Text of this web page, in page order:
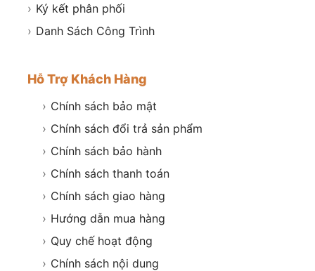
› Ký kết phân phối
› Danh Sách Công Trình
Hỗ Trợ Khách Hàng
› Chính sách bảo mật
› Chính sách đổi trả sản phẩm
› Chính sách bảo hành
› Chính sách thanh toán
› Chính sách giao hàng
› Hướng dẫn mua hàng
› Quy chế hoạt động
› Chính sách nội dung